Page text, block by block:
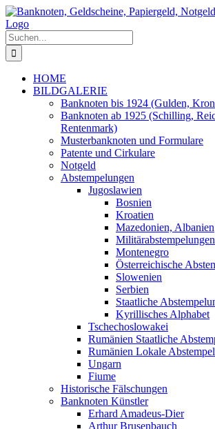
Zum
Inhalt
springen
Suche
nach:
HOME
BILDGALERIE
Banknoten bis 1924 (Gulden,
Banknoten ab 1925 (Schilling,
Rentenmark)
Musterbanknoten und Formulare
Patente und Cirkulare
Notgeld
Abstempelungen
Jugoslawien
Bosnien
Kroatien
Mazedonien, Albanien
Militärabstempelungen
Montenegro
Österreichische
Slowenien
Serbien
Staatliche
Kyrillisches Alphabet
Tschechoslowakei
Rumänien Staatliche
Rumänien Lokale
Ungarn
Fiume
Historische Fälschungen
Banknoten Künstler
Erhard Amadeus-Dier
Arthur Brusenbauch